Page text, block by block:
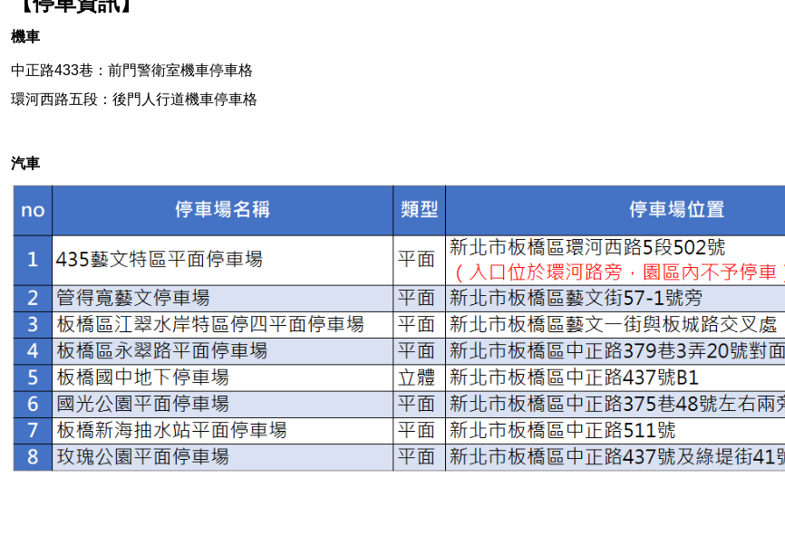
機車
中正路433巷： 前門警衛室機車停車格
環河西路五段：後門人行道機車停車格
汽車